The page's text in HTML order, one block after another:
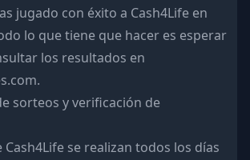
jugado con éxito a Cash4Life en
lo que tiene que hacer es esperar
los resultados en
sorteos y verificación de
Cash4Life se realizan todos los días